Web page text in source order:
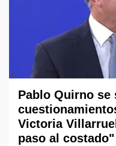
Pablo Quirno se
Victoria
paso al costado"